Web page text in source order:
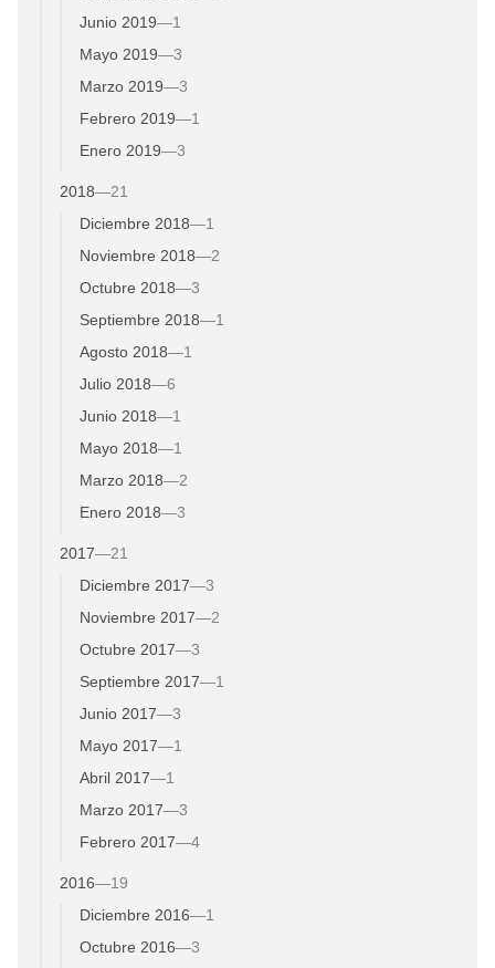
Junio 2019—1
Mayo 2019—3
Marzo 2019—3
Febrero 2019—1
Enero 2019—3
2018—21
Diciembre 2018—1
Noviembre 2018—2
Octubre 2018—3
Septiembre 2018—1
Agosto 2018—1
Julio 2018—6
Junio 2018—1
Mayo 2018—1
Marzo 2018—2
Enero 2018—3
2017—21
Diciembre 2017—3
Noviembre 2017—2
Octubre 2017—3
Septiembre 2017—1
Junio 2017—3
Mayo 2017—1
Abril 2017—1
Marzo 2017—3
Febrero 2017—4
2016—19
Diciembre 2016—1
Octubre 2016—3